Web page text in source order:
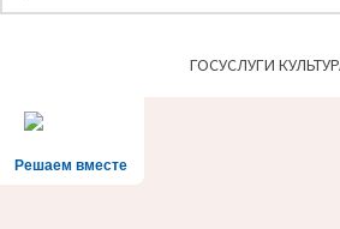
ГОСУСЛУГИ
Решаем вместе